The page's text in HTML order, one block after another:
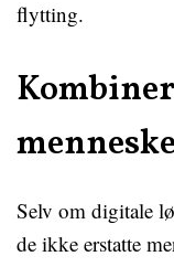
flytting.
Selv om digitale
de ikke erstatte